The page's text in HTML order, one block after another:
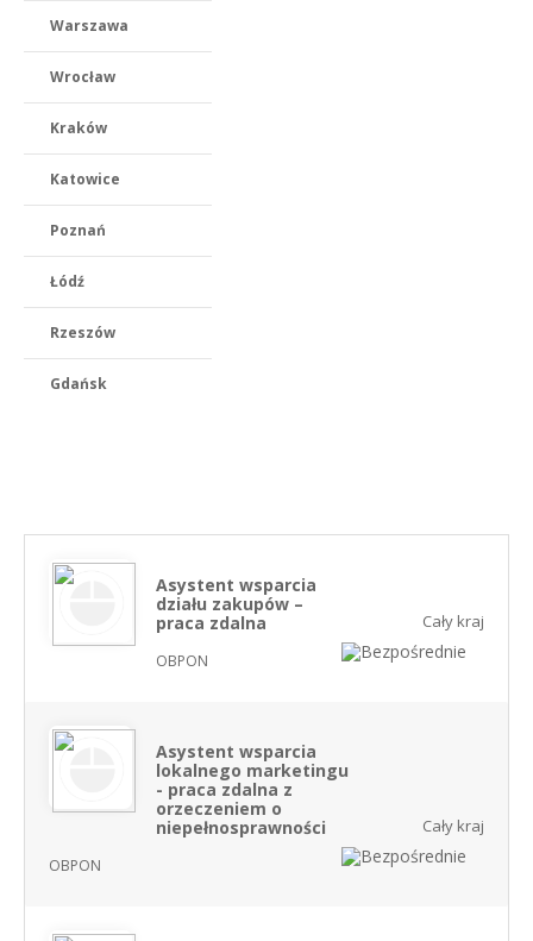
Warszawa
Wrocław
Kraków
Katowice
Poznań
Łódź
Rzeszów
Gdańsk
Asystent wsparcia
działu zakupów –
praca zdalna
OBPON
Cały kraj
Asystent wsparcia
lokalnego marketingu
- praca zdalna z
orzeczeniem o
niepełnosprawności
OBPON
Cały kraj